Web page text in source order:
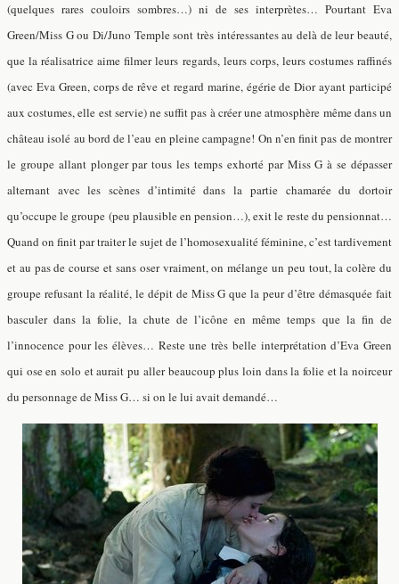
(quelques rares couloirs sombres…) ni de ses interprètes… Pourtant Eva
Green/Miss G ou Di/Juno Temple sont très intéressantes au delà de leur beauté,
que la réalisatrice aime filmer leurs regards, leurs corps, leurs costumes raffinés
(avec Eva Green, corps de rêve et regard marine, égérie de Dior ayant participé
aux costumes, elle est servie) ne suffit pas à créer une atmosphère même dans un
château isolé au bord de l’eau en pleine campagne! On n’en finit pas de montrer
le groupe allant plonger par tous les temps exhorté par Miss G à se dépasser
alternant avec les scènes d’intimité dans la partie chamarée du dortoir
qu’occupe le groupe (peu plausible en pension…), exit le reste du pensionnat…
Quand on finit par traiter le sujet de l’homosexualité féminine, c’est tardivement
et au pas de course et sans oser vraiment, on mélange un peu tout, la colère du
groupe refusant la réalité, le dépit de Miss G que la peur d’être démasquée fait
basculer dans la folie, la chute de l’icône en même temps que la fin de
l’innocence pour les élèves… Reste une très belle interprétation d’Eva Green
qui ose en solo et aurait pu aller beaucoup plus loin dans la folie et la noirceur
du personnage de Miss G… si on le lui avait demandé…